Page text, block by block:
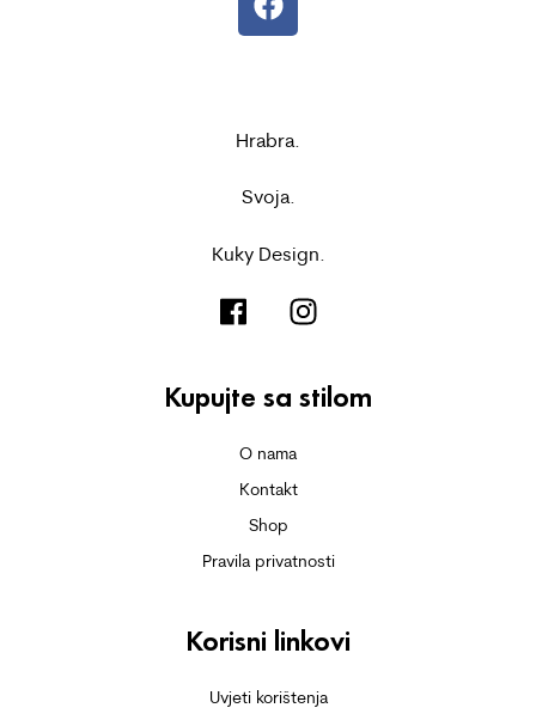
Hrabra.
Svoja.
Kuky Design.
Kupujte sa stilom
O nama
Kontakt
Shop
Pravila privatnosti
Korisni linkovi
Uvjeti korištenja